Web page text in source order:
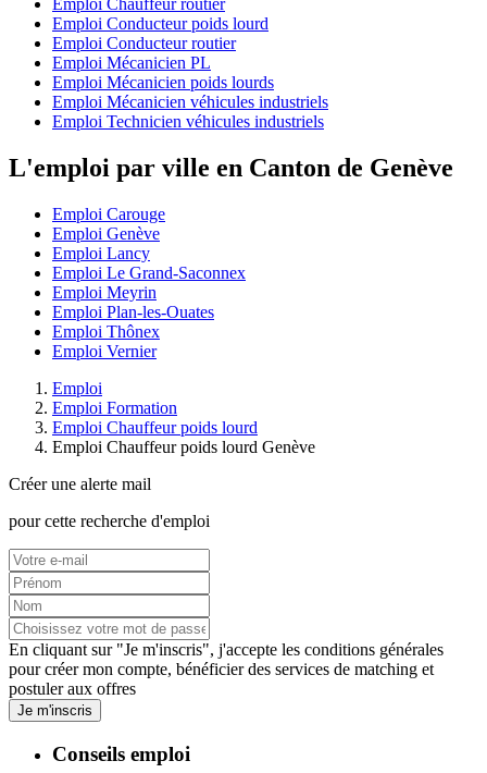
Emploi Chauffeur routier
Emploi Conducteur poids lourd
Emploi Conducteur routier
Emploi Mécanicien PL
Emploi Mécanicien poids lourds
Emploi Mécanicien véhicules industriels
Emploi Technicien véhicules industriels
L'emploi par ville en Canton de Genève
Emploi Carouge
Emploi Genève
Emploi Lancy
Emploi Le Grand-Saconnex
Emploi Meyrin
Emploi Plan-les-Ouates
Emploi Thônex
Emploi Vernier
Emploi
Emploi Formation
Emploi Chauffeur poids lourd
Emploi Chauffeur poids lourd Genève
Créer une alerte mail
pour cette recherche d'emploi
En cliquant sur "Je m'inscris", j'accepte les conditions générales
pour créer mon compte, bénéficier des services de matching et
postuler aux offres
Je m'inscris
Conseils emploi